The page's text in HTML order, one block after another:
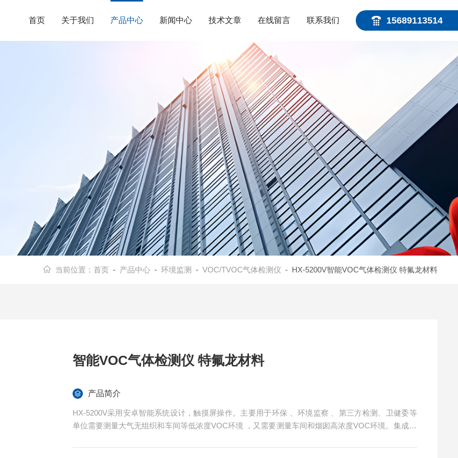
15689113514
首页 关于我们 产品中心 新闻中心 技术文章 在线留言 联系我们
当前位置： 首页 - 产品中心- 环境监测 - VOC/TVOC气体检测仪 - HX-5200V智能VOC气体检测仪 特氟龙材料
智能VOC气体检测仪 特氟龙材料
产品简介
HX-5200V采用安卓智能系统设计，触摸屏操作。主要用于环保 、环境监察 、第三方检测、卫健委等
单位需要测量大气无组织和车间等低浓度VOC环境 ，又需要测量车间和烟囱高浓度VOC环境。集成70